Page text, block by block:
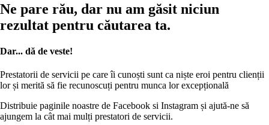
Ne pare rău, dar nu am găsit niciun
rezultat pentru căutarea ta.
Dar... dă de veste!
Prestatorii de servicii pe care îi cunoști sunt ca niște eroi pentru clienții
lor și merită să fie recunoscuți pentru munca lor excepțională
Distribuie paginile noastre de Facebook si Instagram și ajută-ne să
ajungem la cât mai mulți prestatori de servicii.